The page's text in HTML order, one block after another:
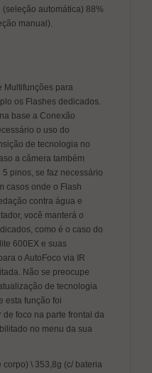
automática) 88%
manual).
Multifunções para
os Flashes dedicados.
base a Conexão
o uso do
de tecnologia no
a câmera também
pinos, se faz necessário
casos onde o Flash
contra água e
você manterá o
como é o caso do
600EX e suas
o AutoFoco via IR
Não se preocupe
de tecnologia
esta função foi
foco na parte frontal da
no menu da sua
corpo) \ 353,8g (c/ bateria